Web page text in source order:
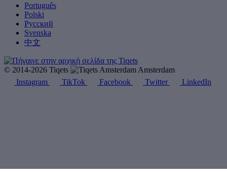
Português
Polski
Русский
Svenska
中文
© 2014-2026 Tiqets
Amsterdam
Instagram
TikTok Facebook Twitter LinkedIn